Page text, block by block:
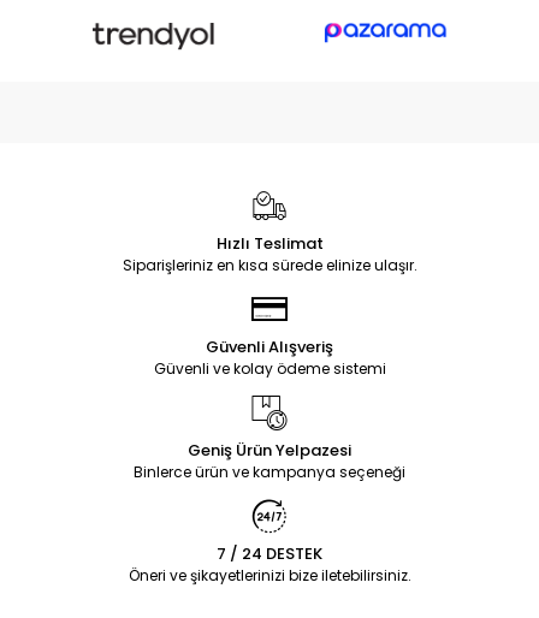
Hızlı Teslimat
Siparişleriniz en kısa sürede elinize ulaşır.
Güvenli Alışveriş
Güvenli ve kolay ödeme sistemi
Geniş Ürün Yelpazesi
Binlerce ürün ve kampanya seçeneği
7 / 24 DESTEK
Öneri ve şikayetlerinizi bize iletebilirsiniz.